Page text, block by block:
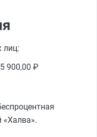
лиц:
900,00 ₽
«Халва».